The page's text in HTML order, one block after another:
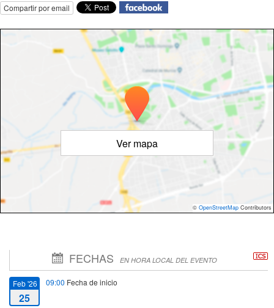
Compartir por email
Ver mapa
© OpenStreetMap Contributors
FECHAS EN HORA LOCAL DEL EVENTO
Feb '26
25
09:00 Fecha de inicio